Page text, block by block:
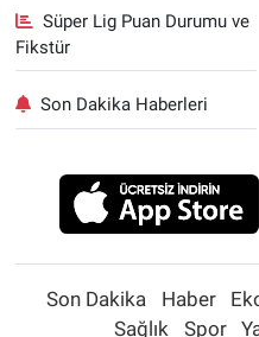
Süper Lig Puan Durumu ve
Fikstür
Son Dakika Haberleri
Son Dakika Haber
Sağlık
Spor